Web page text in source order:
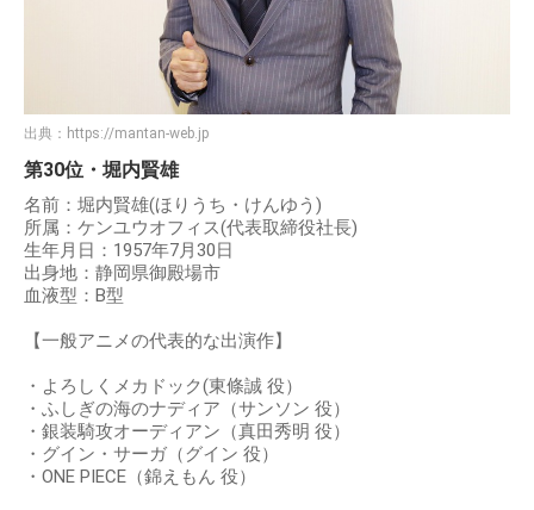
出典： https://mantan-web.jp
第30位・堀内賢雄
名前：堀内賢雄(ほりうち・けんゆう)
所属：ケンユウオフィス(代表取締役社長)
生年月日：1957年7月30日
出身地：静岡県御殿場市
血液型：B型
【一般アニメの代表的な出演作】
・よろしくメカドック(東條誠 役）
・ふしぎの海のナディア（サンソン 役）
・銀装騎攻オーディアン（真田秀明 役）
・グイン・サーガ（グイン 役）
・ONE PIECE（錦えもん 役）